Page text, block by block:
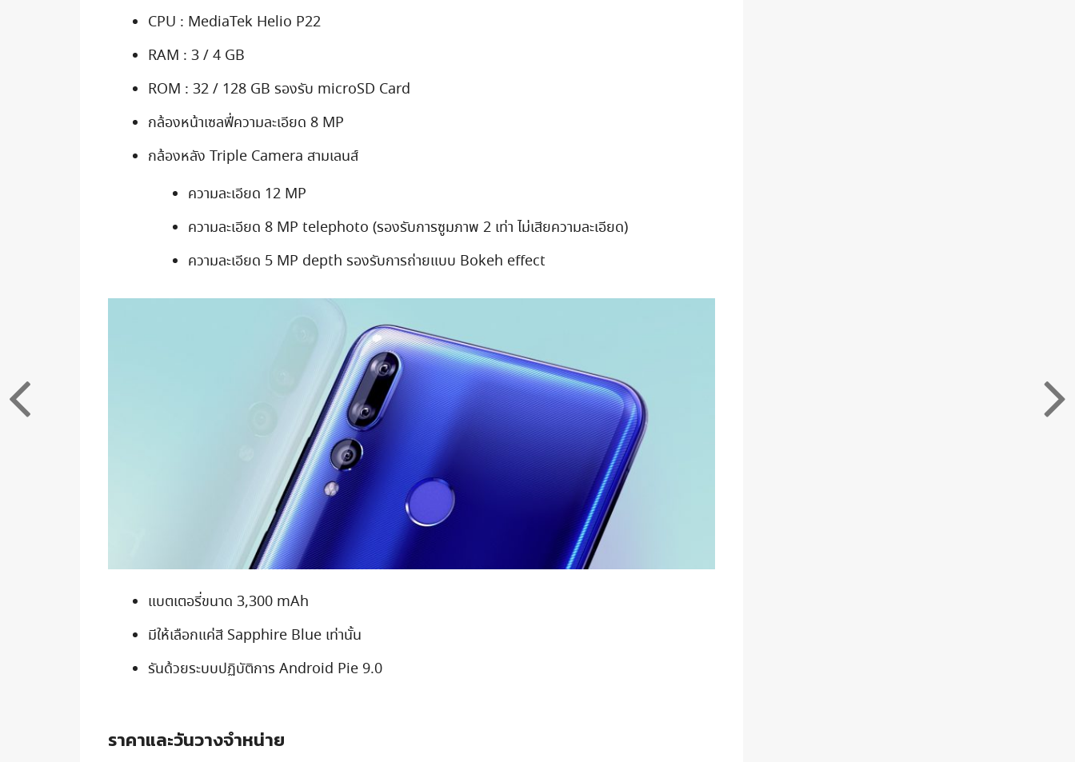
CPU : MediaTek Helio P22
RAM : 3 / 4 GB
ROM : 32 / 128 GB รองรับ microSD Card
กล้องหน้าเซลฟี่ความละเอียด 8 MP
กล้องหลัง Triple Camera สามเลนส์
ความละเอียด 12 MP
ความละเอียด 8 MP telephoto (รองรับการซูมภาพ 2 เท่า ไม่เสียความละเอียด)
ความละเอียด 5 MP depth รองรับการถ่ายแบบ Bokeh effect
แบตเตอรี่ขนาด 3,300 mAh
มีให้เลือกแค่สี Sapphire Blue เท่านั้น
รันด้วยระบบปฏิบัติการ Android Pie 9.0
ราคาและวันวางจำหน่าย